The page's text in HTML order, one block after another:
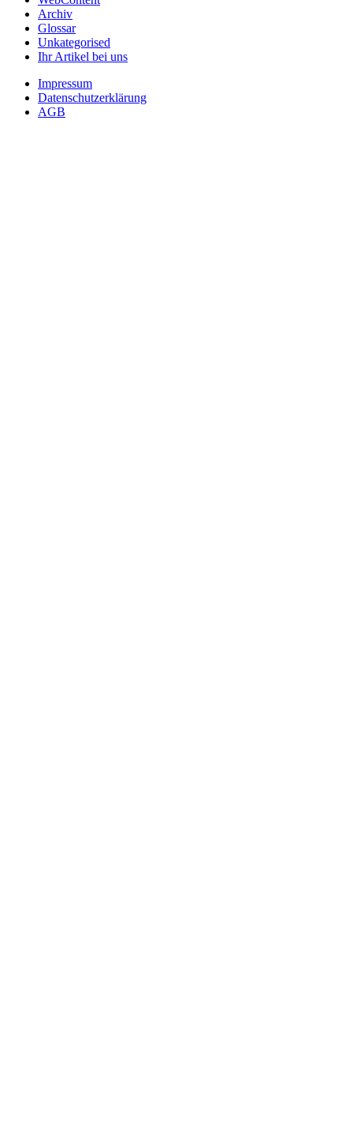
Archiv
Glossar
Unkategorised
Ihr Artikel bei uns
Impressum
Datenschutzerklärung
AGB